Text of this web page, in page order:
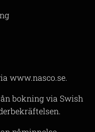
www.nasco.se.
bokning via Swish